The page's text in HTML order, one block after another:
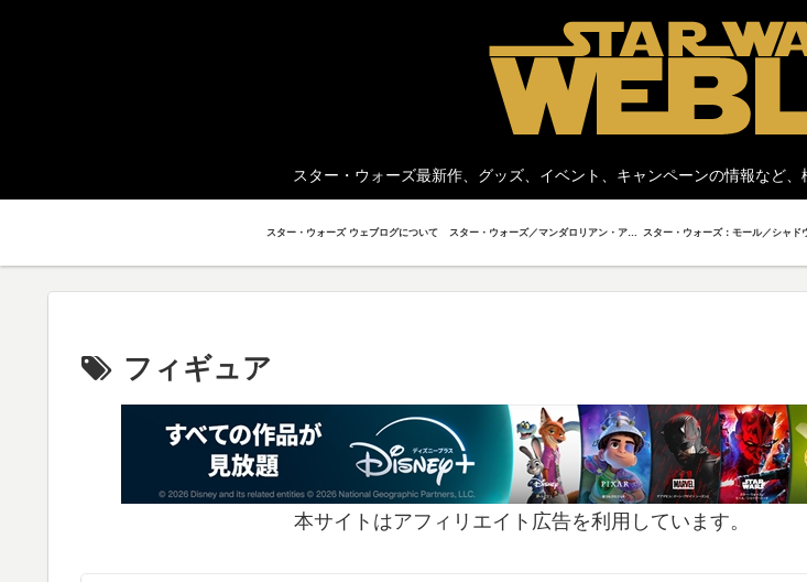
スター・ウォーズ最新作、グッズ、イベント、キャンペーンの情報など
スター・ウォーズ ウェブログについて
フィギュア
本サイトはアフィリエイト広告を利用しています。